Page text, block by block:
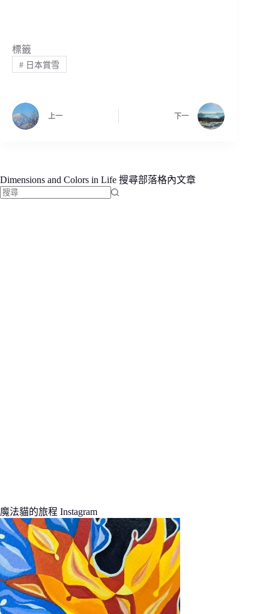
標籤
#日本賞雪
上一 下一
Dimensions and Colors in Life 搜尋部落格內文章
魔法貓的旅程 Instagram